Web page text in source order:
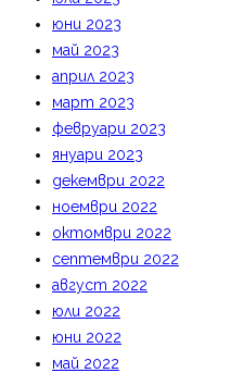
юни 2023
май 2023
април 2023
март 2023
февруари 2023
януари 2023
декември 2022
ноември 2022
октомври 2022
септември 2022
август 2022
юли 2022
юни 2022
май 2022